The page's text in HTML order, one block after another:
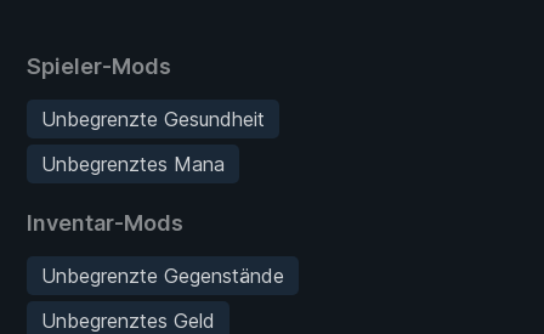
Spieler-Mods
Unbegrenzte Gesundheit
Unbegrenztes Mana
Inventar-Mods
Unbegrenzte Gegenstände
Unbegrenztes Geld